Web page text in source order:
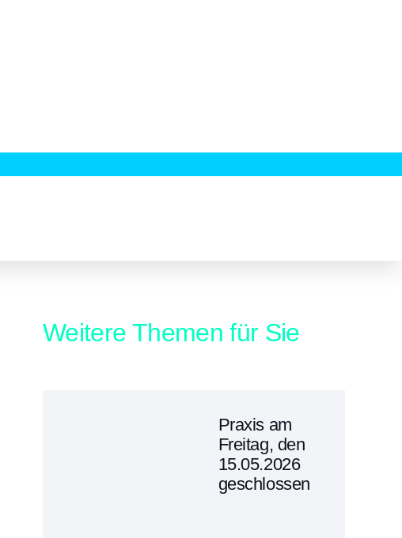
Weitere Themen für Sie
Praxis am
Freitag, den
15.05.2026
geschlossen